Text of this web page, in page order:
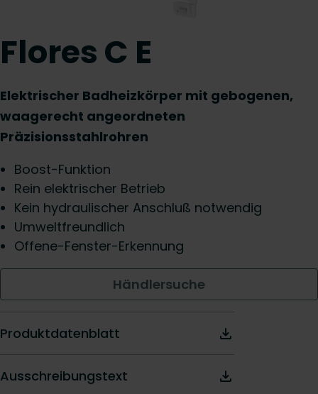
Flores C E
Elektrischer Badheizkörper mit gebogenen,
waagerecht angeordneten
Präzisionsstahlrohren
Boost-Funktion
Rein elektrischer Betrieb
Kein hydraulischer Anschluß notwendig
Umweltfreundlich
Offene-Fenster-Erkennung
Händlersuche
Produktdatenblatt
Ausschreibungstext